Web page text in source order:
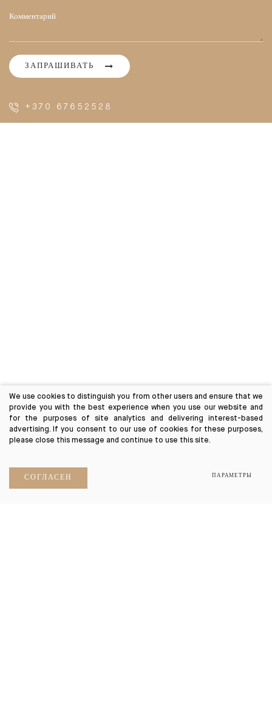
ЗАПРАШИВАТЬ
+370 67652528
We use cookies to distinguish you from other users and ensure that we
provide you with the best experience when you use our website and
for the purposes of site analytics and delivering interest-based
advertising. If you consent to our use of cookies for these purposes,
please close this message and continue to use this site.
СОГЛАСЕН ПАРАМЕТРЫ